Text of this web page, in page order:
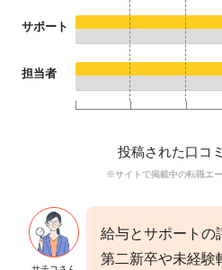
サポート
担当者
投稿された口コ
※サイトで掲載中の転職エ
給与とサポートの
第二新卒や未経験